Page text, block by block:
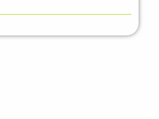
UMA DEMONSTRAÇÃO DE MÉTODO